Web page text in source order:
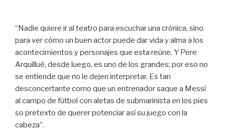
“Nadie quiere ir al teatro para escuchar una crónica, sino
para ver cómo un buen actor puede dar vida y alma a los
acontecimientos y personajes que esta reúne. Y Pere
Arquillué, desde luego, es uno de los grandes; por eso no
se entiende que no le dejen interpretar. Es tan
desconcertante como que un entrenador saque a Messi
al campo de fútbol con aletas de submarinista en los pies
so pretexto de querer potenciar así su juego con la
cabeza”.